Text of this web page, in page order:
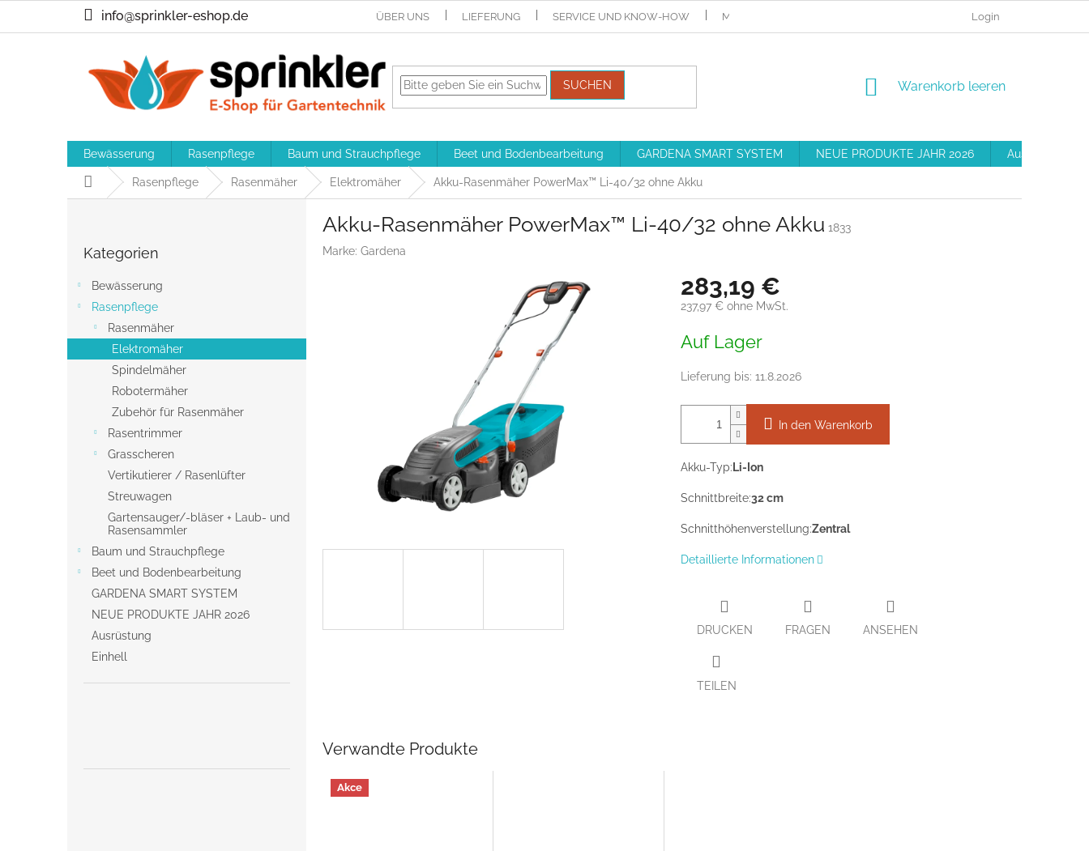
springen
info@sprinkler-eshop.de ÜBER UNS LIEFERUNG SERVICE UND KNOW-HOW MEINE BESTELLUNG BESCHWERDEVERFAHREN
Login
SUCHEN WARENKORB
Warenkorb leeren
Bewässerung Rasenpflege Baum und Strauchpflege Beet und Bodenbearbeitung GARDENA SMART SYSTEM NEUE PRODUKTE JAHR 2026 Ausrüstung
StartseiteRasenpflege Rasenmäher Elektromäher Akku-Rasenmäher PowerMax™ Li-40/32 ohne Akku
überspringen
Kategorien
Bewässerung
Rasenpflege
Rasenmäher
Elektromäher
Spindelmäher
Robotermäher
Zubehör für Rasenmäher
Rasentrimmer
Grasscheren
Vertikutierer / Rasenlüfter
Streuwagen
Gartensauger/-bläser + Laub- und
Rasensammler
Baum und Strauchpflege
Beet und Bodenbearbeitung
GARDENA SMART SYSTEM
NEUE PRODUKTE JAHR 2026
Ausrüstung
Einhell
Akku-Rasenmäher PowerMax™ Li-40/32 ohne Akku 1833
Marke: Gardena
283,19 €
237,97 € ohne MwSt.
Auf Lager
Lieferung bis: 11.8.2026
In den Warenkorb
Akku-Typ: Li-Ion
Schnittbreite:32 cm
Schnitthöhenverstellung:Zentral
Detaillierte Informationen
DRUCKEN FRAGEN ANSEHEN
TEILEN
Verwandte Produkte
Akce